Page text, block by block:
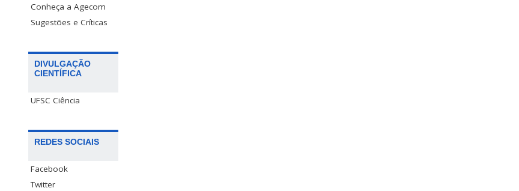
Conheça a Agecom
Sugestões e Críticas
DIVULGAÇÃO
CIENTÍFICA
UFSC Ciência
REDES SOCIAIS
Facebook
Twitter